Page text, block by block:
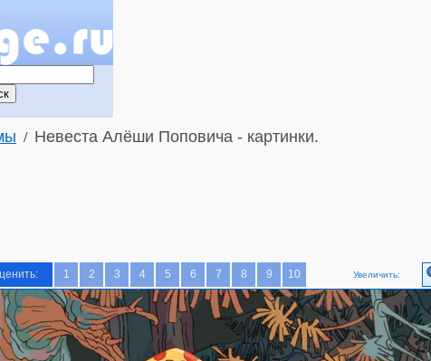
/ Невеста Алёши Поповича - картинки.
1 2 3 4 5 6 7 8 9 10 Увеличить: